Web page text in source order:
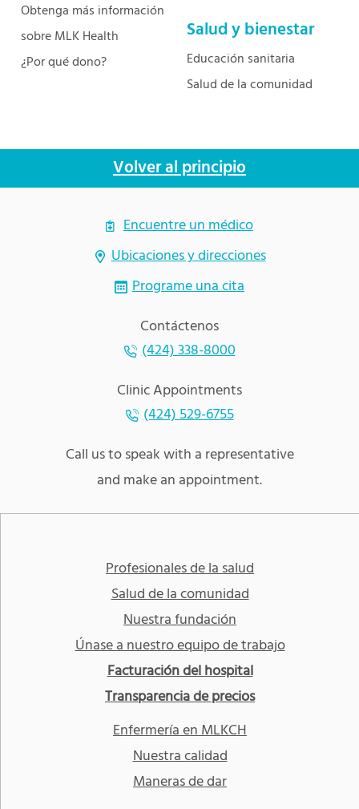
Obtenga más información
sobre MLK Health
¿Por qué dono?
Salud y bienestar
Educación sanitaria
Salud de la comunidad
Volver al principio
Contáctenos
(424) 338-8000
Clinic Appointments
(424) 529-6755
Call us to speak with a representative
and make an appointment.
Encuentre un médico
Ubicaciones y direcciones
Programe una cita
Profesionales de la salud
Salud de la comunidad
Nuestra fundación
Únase a nuestro equipo de trabajo
Facturación del hospital
Transparencia de precios
Enfermería en MLKCH
Nuestra calidad
Maneras de dar